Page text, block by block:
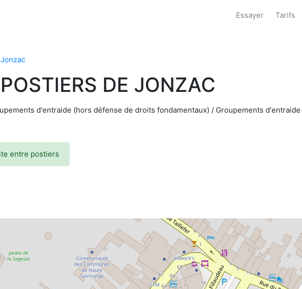
Essayer Tarifs
Jonzac
DE JONZAC
d'entraide (hors défense de droits fondamentaux) / Groupements
entre postiers